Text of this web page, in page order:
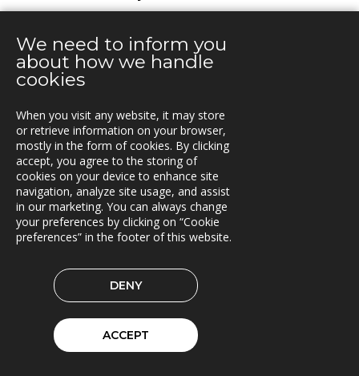
Fraktkedjan AB har driftsatt TRACS Flow
2021-05-18
2021-04-12
Bergkvist siljan i insjön inför C-Load
2021-04-06
C-Load - utökat stöd för hållbara transporter
2021-03-29
2021-03-15
Kunderna nöjda med Triona
2021-03-08
Ny version av TRACS Flow
We need to inform you
about how we handle
cookies
When you visit any website, it may store
or retrieve information on your browser,
mostly in the form of cookies. By clicking
accept, you agree to the storing of
cookies on your device to enhance site
navigation, analyze site usage, and assist
in our marketing. You can always change
your preferences by clicking on “Cookie
preferences” in the footer of this website.
DENY
ACCEPT